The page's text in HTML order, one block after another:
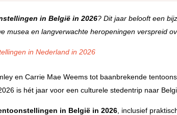
in België in 2026? Dit jaar belooft een
musea en langverwachte heropeningen verspreid
in Nederland in 2026
en Carrie Mae Weems tot baanbrekende
is hét jaar voor een culturele stedentrip naar
in België in 2026 , inclusief